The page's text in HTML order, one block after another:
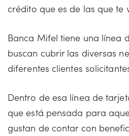
crédito que es de las que te
Banca Mifel tiene una línea
buscan cubrir las diversas
diferentes clientes
Dentro de esa línea de
que está pensada para
gustan de contar con